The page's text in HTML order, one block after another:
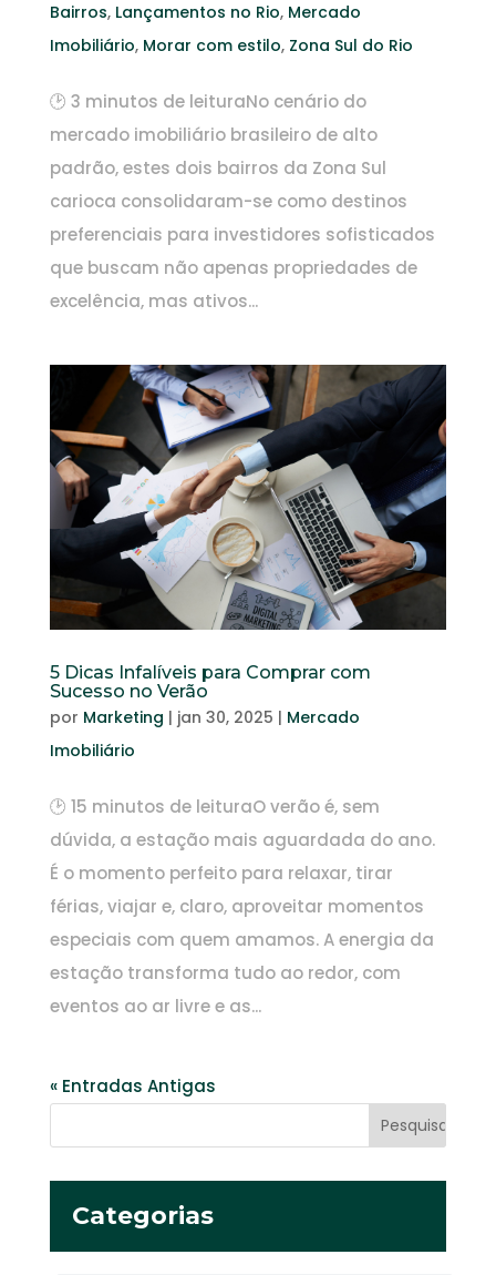
Bairros, Lançamentos no Rio, Mercado
Imobiliário, Morar com estilo, Zona Sul do Rio
🕑 3 minutos de leituraNo cenário do
mercado imobiliário brasileiro de alto
padrão, estes dois bairros da Zona Sul
carioca consolidaram-se como destinos
preferenciais para investidores sofisticados
que buscam não apenas propriedades de
excelência, mas ativos...
5 Dicas Infalíveis para Comprar com
Sucesso no Verão
por Marketing | jan 30, 2025 | Mercado
Imobiliário
🕑 15 minutos de leituraO verão é, sem
dúvida, a estação mais aguardada do ano.
É o momento perfeito para relaxar, tirar
férias, viajar e, claro, aproveitar momentos
especiais com quem amamos. A energia da
estação transforma tudo ao redor, com
eventos ao ar livre e as...
« Entradas Antigas
Categorias